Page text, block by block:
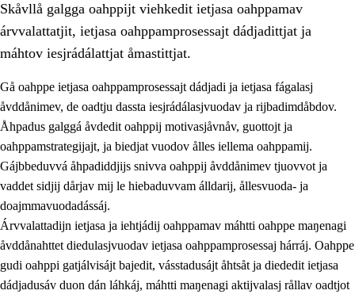
Prinsihpa oahppama, åvddånahttema ja ávddama hárráj
2.1 Sosiála oahppam ja åvddånibme
2.2 Máhtudahka fágáj hárráj
Skåvllå galgga oahppijt viehkedit ietjasa oahppamav
árvvalattatjit, ietjasa oahppamprosessajt dádjadittjat ja
máhtov iesjrádálattjat åmastittjat.
Gå oahppe ietjasa oahppamprosessajt dádjadi ja ietjasa fágalasj
åvddånimev, de oadtju dassta iesjrádálasjvuodav ja rijbadimdåbdov.
Åhpadus galggá åvdedit oahppij motivasjåvnåv, guottojt ja
oahppamstrategijajt, ja biedjat vuodov ålles iellema oahppamij.
Gájbbeduvvá åhpadiddjijs snivva oahppij åvddånimev tjuovvot ja
vaddet sidjij dårjav mij le hiebaduvvam álldarij, ållesvuoda- ja
doajmmavuodadássáj.
Árvvalattadijn ietjasa ja iehtjádij oahppamav máhtti oahppe maŋenagi
åvddånahttet diedulasjvuodav ietjasa oahppamprosessaj hárráj. Oahppe
gudi oahppi gatjálvisájt bajedit, vásstadusájt åhtsåt ja diededit ietjasa
dádjadusáv duon dán láhkáj, máhtti maŋenagi aktijvalasj rållav oadtjot